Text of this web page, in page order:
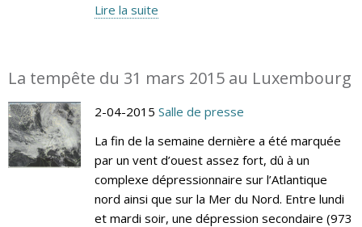
Lire la suite
La tempête du 31 mars 2015 au Luxembourg
2-04-2015 Salle de presse
La fin de la semaine dernière a été marquée
par un vent d’ouest assez fort, dû à un
complexe dépressionnaire sur l’Atlantique
nord ainsi que sur la Mer du Nord. Entre lundi
et mardi soir, une dépression secondaire (973